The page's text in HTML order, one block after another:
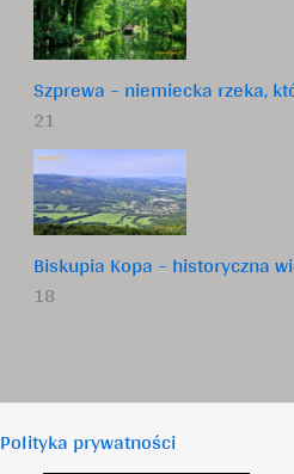
Szprewa – niemiecka rzeka,
21
Biskupia Kopa – historyczna
18
Polityka prywatności